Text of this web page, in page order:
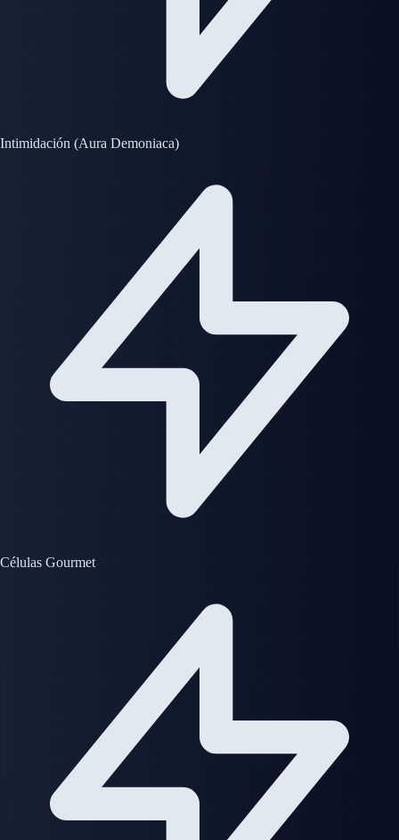
Intimidación (Aura Demoniaca)
Células Gourmet